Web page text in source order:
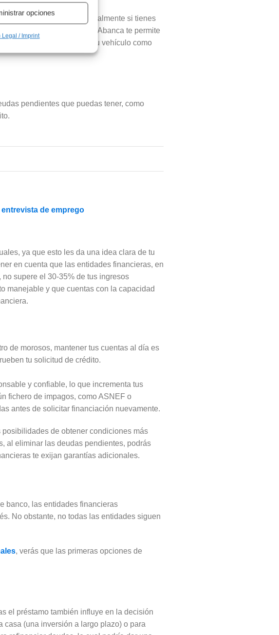
opciones
Legal / Imprint
tu patrimonio, especialmente si tienes
el préstamo Auto 24h de Abanca te permite
a este, deberás utilizar tu vehículo como
pendientes que puedas tener, como
de emprego
ya que esto les da una idea clara de tu
en cuenta que las entidades financieras, en
supere el 30-35% de tus ingresos
manejable y que cuentas con la capacidad
de morosos, mantener tus cuentas al día es
tu solicitud de crédito.
y confiable, lo que incrementa tus
fichero de impagos, como ASNEF o
antes de solicitar financiación nuevamente.
de obtener condiciones más
al eliminar las deudas pendientes, podrás
te exijan garantías adicionales.
banco, las entidades financieras
No obstante, no todas las entidades siguen
, verás que las primeras opciones de
el préstamo también influye en la decisión
casa (una inversión a largo plazo) o para